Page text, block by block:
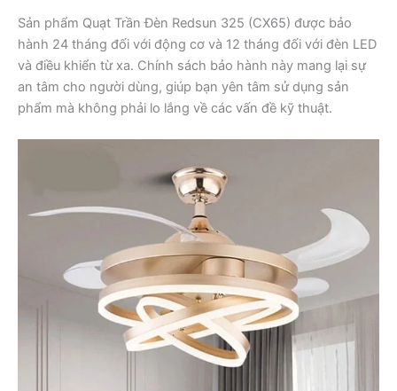
Sản phẩm Quạt Trần Đèn Redsun 325 (CX65) được bảo
hành 24 tháng đối với động cơ và 12 tháng đối với đèn LED
và điều khiển từ xa. Chính sách bảo hành này mang lại sự
an tâm cho người dùng, giúp bạn yên tâm sử dụng sản
phẩm mà không phải lo lắng về các vấn đề kỹ thuật.